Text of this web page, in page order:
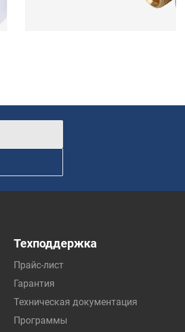
Техподдержка
Прайс-лист
Гарантия
Техническая документация
Программы